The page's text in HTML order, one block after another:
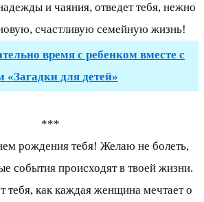
и чаяния, отведет тебя, нежно
счастливую семейную жизнь!
время с ребенком вместе с
«Загадки для детей»
***
рождения тебя! Желаю не болеть,
события происходят в твоей жизни.
тебя, как каждая женщина мечтает о